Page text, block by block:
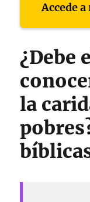
Accede
¿Debe
la